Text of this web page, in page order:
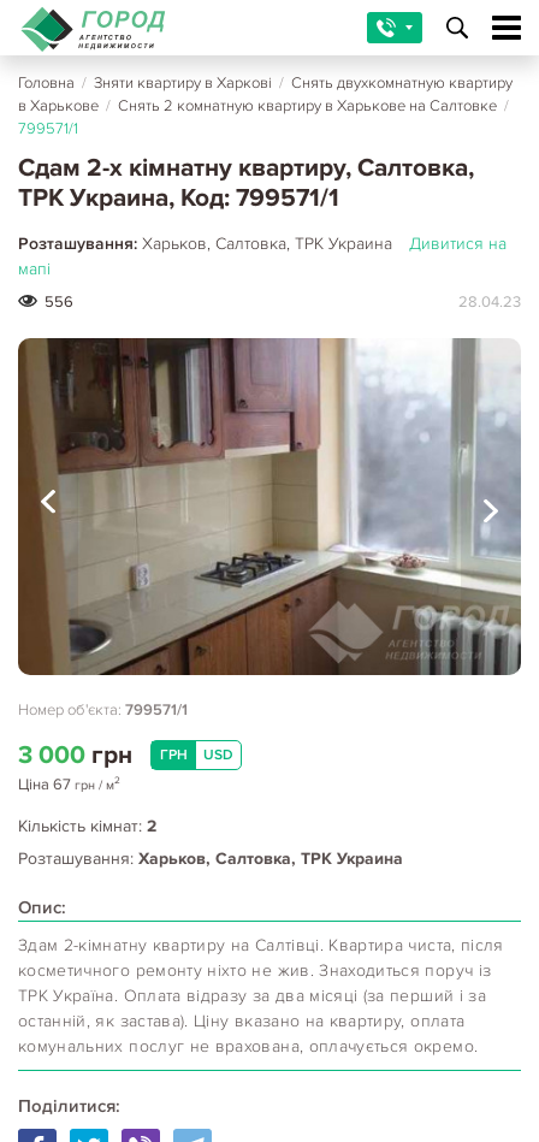
Головна / Зняти квартиру в Харкові / Снять двухкомнатную квартиру
в Харькове / Снять 2 комнатную квартиру в Харькове на Салтовке /
799571/1
Сдам 2-х кімнатну квартиру, Салтовка,
ТРК Украина, Код: 799571/1
Розташування: Харьков, Салтовка, ТРК Украина
Дивитися на
мапі
556 28.04.23
Номер об'єкта: 799571/1
3 000 грн ГРН USD
Ціна 67 грн / м2
Кількість кімнат: 2
Розташування: Харьков, Салтовка, ТРК Украина
Опис:
Здам 2-кімнатну квартиру на Салтівці. Квартира чиста, після
косметичного ремонту ніхто не жив. Знаходиться поруч із
ТРК Україна. Оплата відразу за два місяці (за перший і за
останній, як застава). Ціну вказано на квартиру, оплата
комунальних послуг не врахована, оплачується окремо.
Поділитися: